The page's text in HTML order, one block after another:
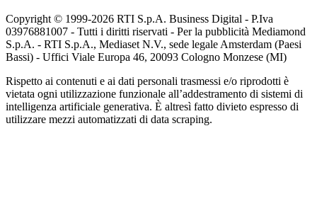
Copyright © 1999-2026 RTI S.p.A. Business Digital - P.Iva
03976881007 - Tutti i diritti riservati - Per la pubblicità Mediamond
S.p.A. - RTI S.p.A., Mediaset N.V., sede legale Amsterdam (Paesi
Bassi) - Uffici Viale Europa 46, 20093 Cologno Monzese (MI)
Rispetto ai contenuti e ai dati personali trasmessi e/o riprodotti è
vietata ogni utilizzazione funzionale all’addestramento di sistemi di
intelligenza artificiale generativa. È altresì fatto divieto espresso di
utilizzare mezzi automatizzati di data scraping.